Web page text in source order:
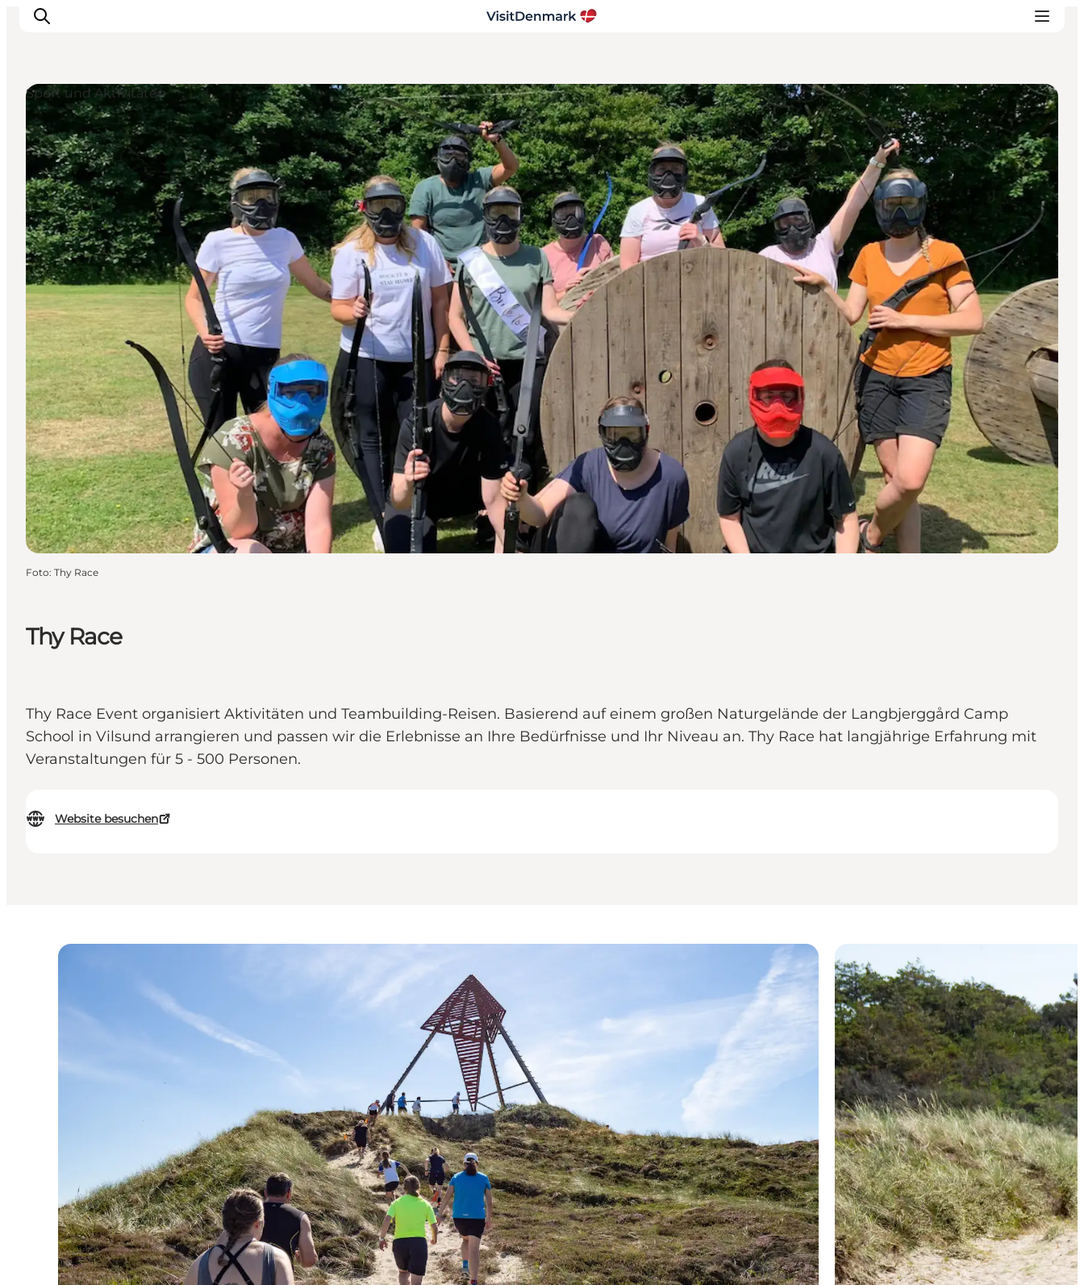
Inspiration
Regionen
Erlebnisse
Unterkünfte
Reiseplanung
Thy Race
Thy Race Event organisiert Aktivitäten und Teambuilding-Reisen. Basierend auf einem großen Naturgelände der Langbjerggård Camp
School in Vilsund arrangieren und passen wir die Erlebnisse an Ihre Bedürfnisse und Ihr Niveau an. Thy Race hat langjährige Erfahrung mit
Veranstaltungen für 5 - 500 Personen.
Website besuchen
Sport und Aktivitäten
Foto: Thy Race